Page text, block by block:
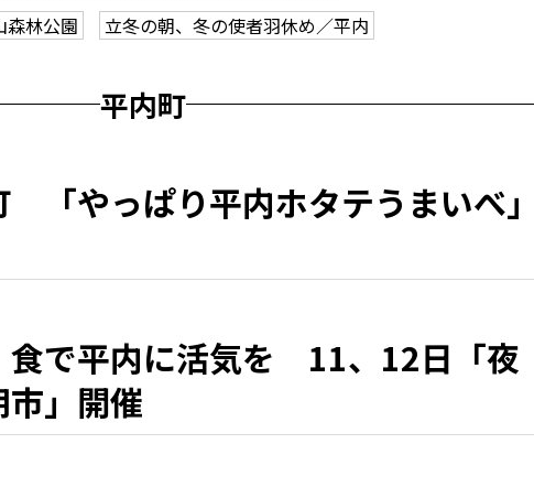
林公園
立冬の朝、冬の使者羽休め／平内
平内町
「やっぱり平内ホタテうまいべ」
食で平内に活気を 11、12日「夜
市」開催